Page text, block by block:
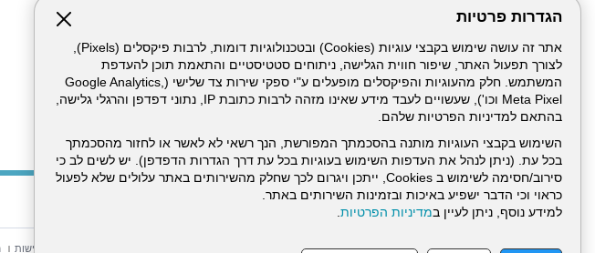
הגדרות פרטיות
אתר זה עושה שימוש בקבצי עוגיות (Cookies) ובטכנולוגיות דומות, לרבות פיקסלים (Pixels),
לצורך תפעול האתר, שיפור חווית הגלישה, ניתוחים סטטיסטיים והתאמת תוכן להעדפת
המשתמש. חלק מהעוגיות והפיקסלים מופעלים ע"י ספקי שירות צד שלישי (Google Analytics,
Meta Pixel וכו'), שעשויים לעבד מידע שאינו מזהה לרבות כתובת IP, נתוני דפדפן והרגלי גלישה,
בהתאם למדיניות הפרטיות שלהם.
השימוש בקבצי העוגיות מותנה בהסכמתך המפורשת, הנך רשאי לא לאשר או לחזור מהסכמתך
בכל עת. (ניתן לנהל את העדפות השימוש בעוגיות בכל עת דרך הגדרות הדפדפן). יש לשים לב כי
סירוב/חסימה לשימוש ב Cookies, ייתכן ויגרום לכך שחלק מהשירותים באתר עלולים שלא לפעול
כראוי וכי הדבר ישפיע באיכות ובזמינות השירותים באתר.
למידע נוסף, ניתן לעיין במדיניות הפרטיות.
דרונט
הצהרת נגישות